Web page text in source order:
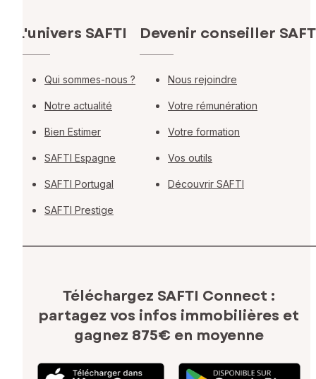
L'univers SAFTI
Qui sommes-nous ?
Notre actualité
Bien Estimer
SAFTI Espagne
SAFTI Portugal
SAFTI Prestige
Devenir conseiller
Nous rejoindre
Votre rémunération
Votre formation
Vos outils
Découvrir SAFTI
Téléchargez SAFTI Connect :
partagez vos infos immobilières et
gagnez 875€ en moyenne